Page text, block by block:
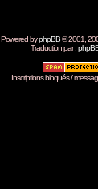
Powered byphpBB© 2001,
Traduction par :
Inscriptions bloqués /